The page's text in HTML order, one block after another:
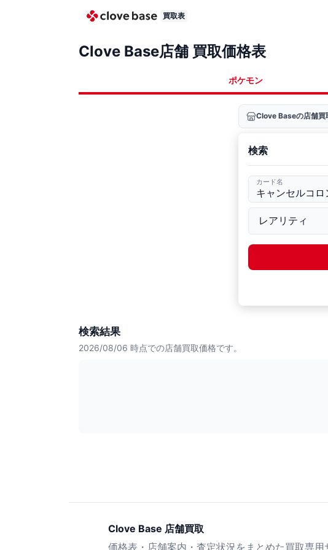
買取表
Clove Base店舗 買取価格表
ポケモン
Clove Baseの店舗買
検索
カード名
検索結果
2026/08/06 時点での店舗買取価格です。
Clove Base 店舗買取
価格表・店舗案内・査定状況をまとめた買取専用